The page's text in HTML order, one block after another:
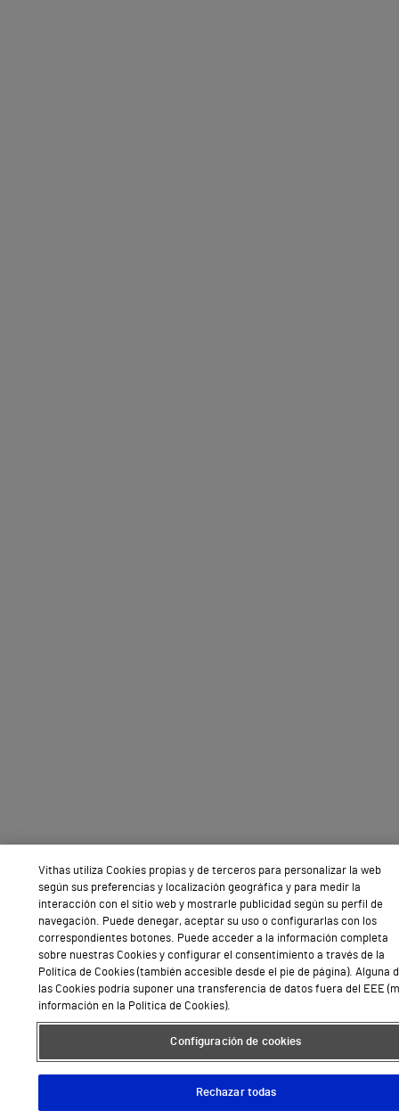
Vithas utiliza Cookies propias y de terceros para personalizar la web
según sus preferencias y localización geográfica y para medir la
interacción con el sitio web y mostrarle publicidad según su perfil de
navegación. Puede denegar, aceptar su uso o configurarlas con los
correspondientes botones. Puede acceder a la información completa
sobre nuestras Cookies y configurar el consentimiento a través de la
Política de Cookies (también accesible desde el pie de página). Alguna
las Cookies podría suponer una transferencia de datos fuera del EEE
información en la Política de Cookies).
Configuración de cookies
Rechazar todas